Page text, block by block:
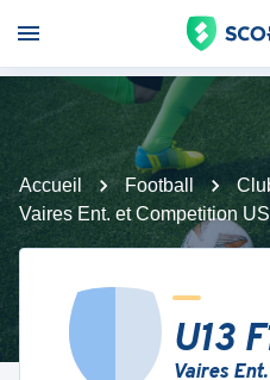
Accueil Football
Vaires Ent. et Competition US
U13
Vaires